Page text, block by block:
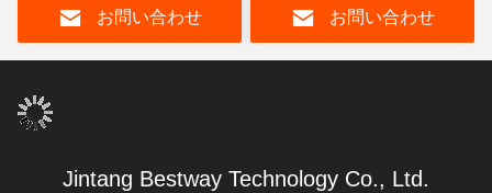
お問い合わせ お問い合わせ
Jintang Bestway Technology Co., Ltd.